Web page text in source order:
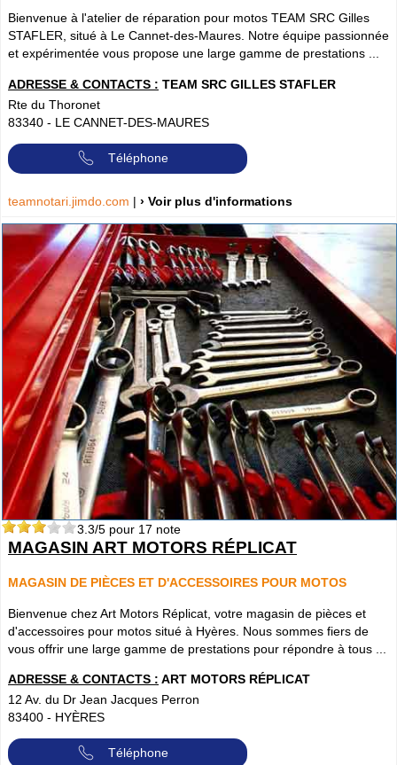
Bienvenue à l'atelier de réparation pour motos TEAM SRC Gilles
STAFLER, situé à Le Cannet-des-Maures. Notre équipe passionnée
et expérimentée vous propose une large gamme de prestations ...
ADRESSE & CONTACTS : TEAM SRC GILLES STAFLER
Rte du Thoronet
83340 - LE CANNET-DES-MAURES
Téléphone
teamnotari.jimdo.com | › Voir plus d'informations
3.3/5 pour 17 note
MAGASIN ART MOTORS RÉPLICAT
MAGASIN DE PIÈCES ET D'ACCESSOIRES POUR MOTOS
Bienvenue chez Art Motors Réplicat, votre magasin de pièces et
d'accessoires pour motos situé à Hyères. Nous sommes fiers de
vous offrir une large gamme de prestations pour répondre à tous ...
ADRESSE & CONTACTS : ART MOTORS RÉPLICAT
12 Av. du Dr Jean Jacques Perron
83400 - HYÈRES
Téléphone